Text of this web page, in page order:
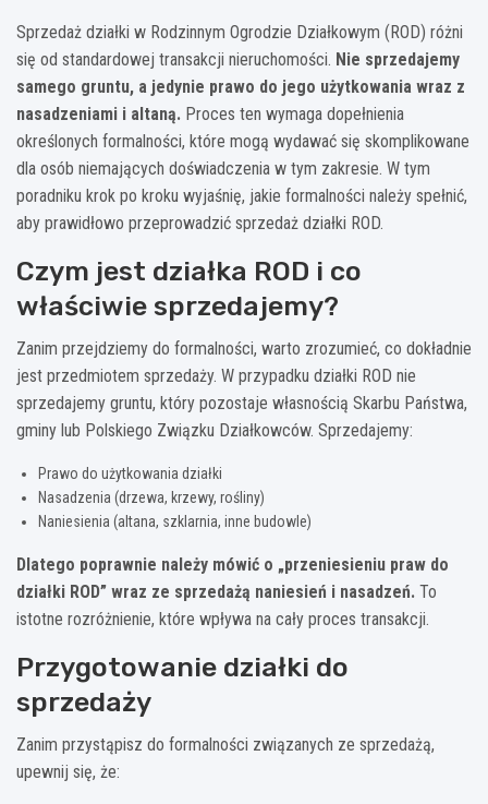
Sprzedaż działki w Rodzinnym Ogrodzie Działkowym (ROD) różni
się od standardowej transakcji nieruchomości. Nie sprzedajemy
samego gruntu, a jedynie prawo do jego użytkowania wraz z
nasadzeniami i altaną. Proces ten wymaga dopełnienia
określonych formalności, które mogą wydawać się skomplikowane
dla osób niemających doświadczenia w tym zakresie. W tym
poradniku krok po kroku wyjaśnię, jakie formalności należy spełnić,
aby prawidłowo przeprowadzić sprzedaż działki ROD.
Czym jest działka ROD i co
właściwie sprzedajemy?
Zanim przejdziemy do formalności, warto zrozumieć, co dokładnie
jest przedmiotem sprzedaży. W przypadku działki ROD nie
sprzedajemy gruntu, który pozostaje własnością Skarbu Państwa,
gminy lub Polskiego Związku Działkowców. Sprzedajemy:
Prawo do użytkowania działki
Nasadzenia (drzewa, krzewy, rośliny)
Naniesienia (altana, szklarnia, inne budowle)
Dlatego poprawnie należy mówić o „przeniesieniu praw do
działki ROD” wraz ze sprzedażą naniesień i nasadzeń. To
istotne rozróżnienie, które wpływa na cały proces transakcji.
Przygotowanie działki do
sprzedaży
Zanim przystąpisz do formalności związanych ze sprzedażą,
upewnij się, że: